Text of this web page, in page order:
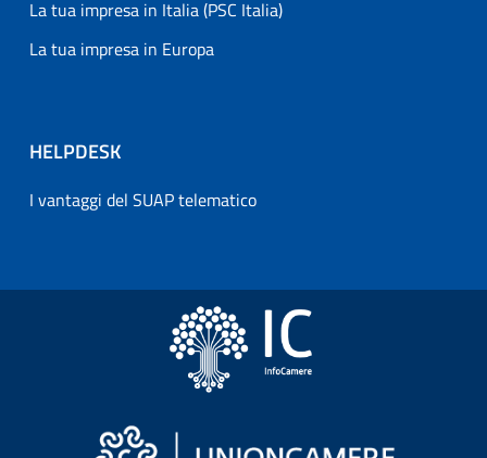
La tua impresa in Italia (PSC Italia)
La tua impresa in Europa
HELPDESK
I vantaggi del SUAP telematico